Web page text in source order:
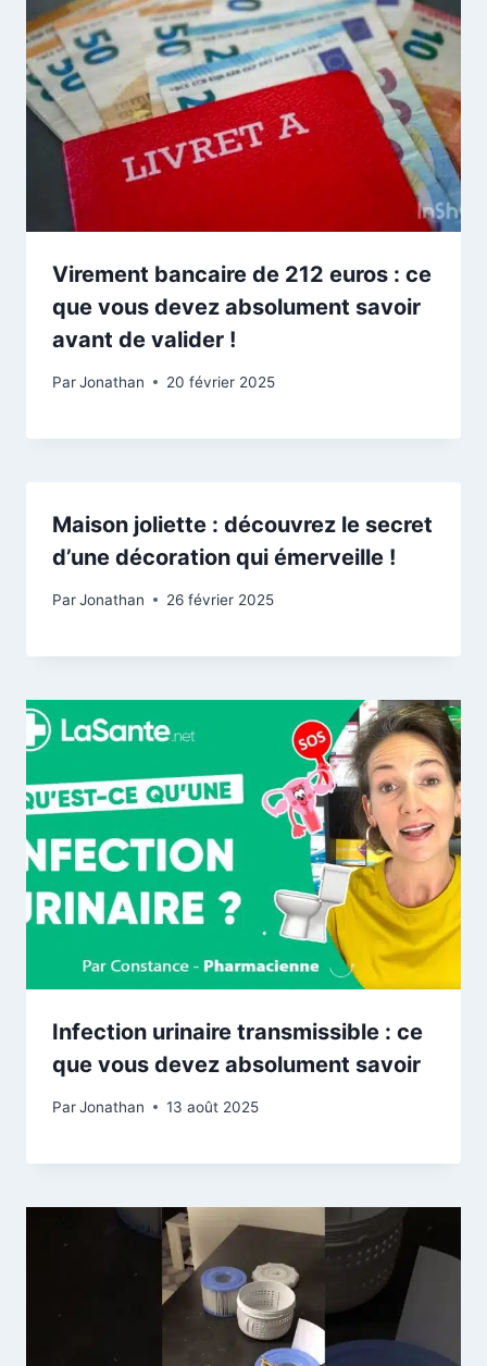
Virement bancaire de 212 euros : ce
que vous devez absolument savoir
avant de valider !
ParJonathan 20 février 2025
Maison joliette : découvrez le secret
d’une décoration qui émerveille !
ParJonathan 26 février 2025
Infection urinaire transmissible : ce
que vous devez absolument savoir
ParJonathan 13 août 2025